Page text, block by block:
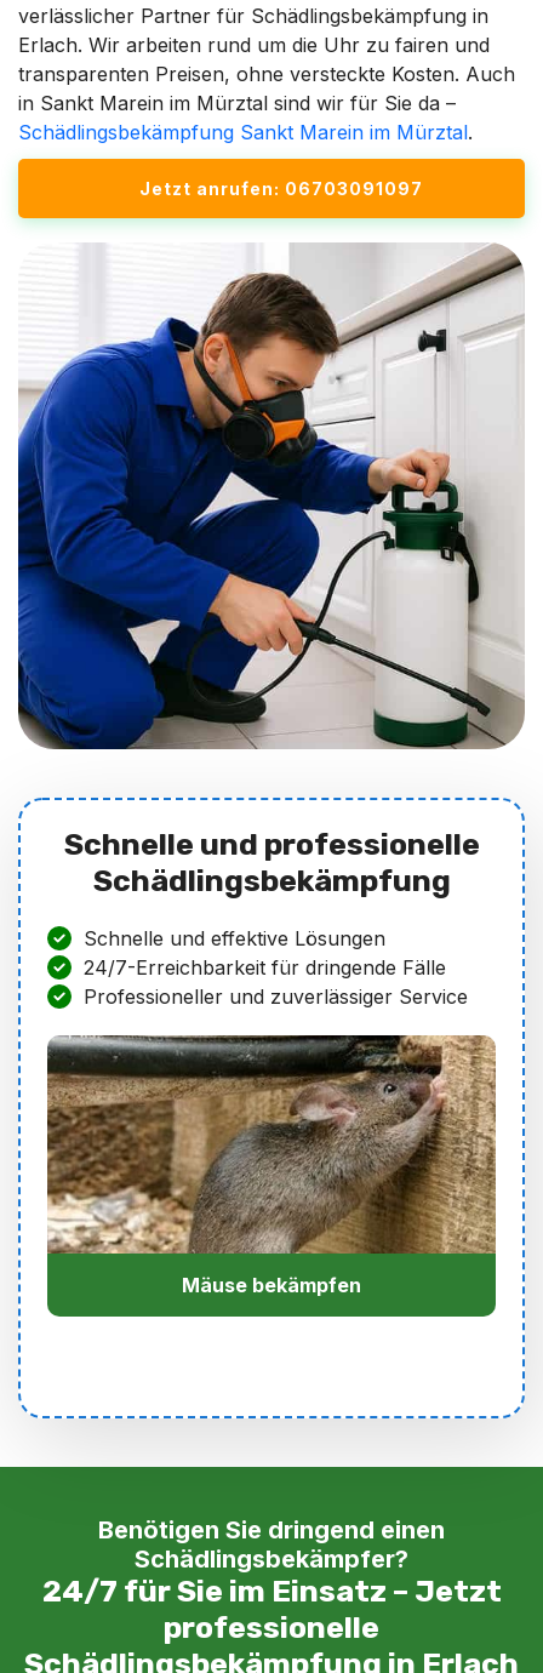
verlässlicher Partner für Schädlingsbekämpfung in
Erlach. Wir arbeiten rund um die Uhr zu fairen und
transparenten Preisen, ohne versteckte Kosten. Auch
in Sankt Marein im Mürztal sind wir für Sie da –
Schädlingsbekämpfung Sankt Marein im Mürztal.
Jetzt anrufen: 06703091097
Schnelle und professionelle
Schädlingsbekämpfung
Schnelle und effektive Lösungen
24/7-Erreichbarkeit für dringende Fälle
Professioneller und zuverlässiger Service
Mäuse bekämpfen
Benötigen Sie dringend einen
Schädlingsbekämpfer?
24/7 für Sie im Einsatz – Jetzt
professionelle
Schädlingsbekämpfung in Erlach